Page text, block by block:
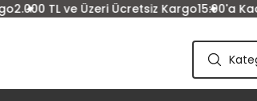
TL ve Üzeri Ücretsiz Kargo15:00'a